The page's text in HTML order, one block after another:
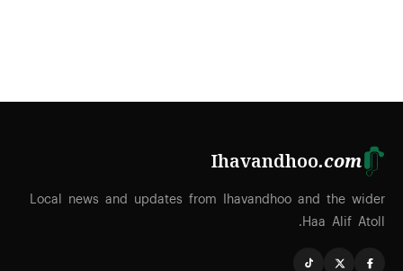
Ihavandhoo.com
Local news and updates from Ihavandhoo and the wider
Haa Alif Atoll.